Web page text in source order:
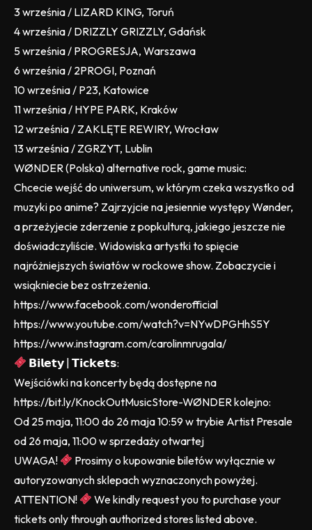
3 września / LIZARD KING, Toruń
4 września / DRIZZLY GRIZZLY, Gdańsk
5 września / PROGRESJA, Warszawa
6 września / 2PROGI, Poznań
10 września / P23, Katowice
11 września / HYPE PARK, Kraków
12 września / ZAKLĘTE REWIRY, Wrocław
13 września / ZGRZYT, Lublin
WØNDER (Polska) alternative rock, game music:
Chcecie wejść do uniwersum, w którym czeka wszystko od
muzyki po anime? Zajrzyjcie na jesiennie występy Wønder,
a przeżyjecie zderzenie z popkulturą, jakiego jeszcze nie
doświadczyliście. Widowiska artystki to spięcie
najróżniejszych światów w rockowe show. Zobaczycie i
wsiąkniecie bez ostrzeżenia.
https://www.facebook.com/wonderofficial
https://www.youtube.com/watch?v=NYwDPGHhS5Y
https://www.instagram.com/carolinmrugala/
𝗕𝗶𝗹𝗲𝘁𝘆 | 𝗧𝗶𝗰𝗸𝗲𝘁𝘀:
Wejściówki na koncerty będą dostępne na
https://bit.ly/KnockOutMusicStore-WØNDER kolejno:
Od 25 maja, 11:00 do 26 maja 10:59 w trybie Artist Presale
od 26 maja, 11:00 w sprzedaży otwartej
UWAGA!
Prosimy o kupowanie biletów wyłącznie w
autoryzowanych sklepach wyznaczonych powyżej.
ATTENTION!
We kindly request you to purchase your
tickets only through authorized stores listed above.